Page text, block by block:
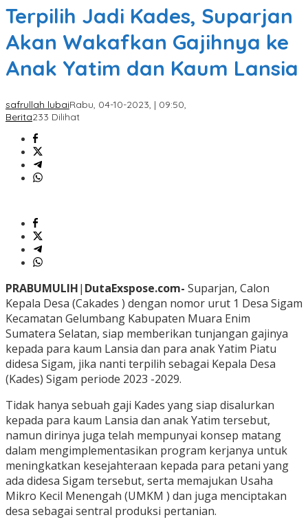
Terpilih Jadi Kades, Suparjan
Akan Wakafkan Gajihnya ke
Anak Yatim dan Kaum Lansia
safrullah lubaiRabu, 04-10-2023, | 09:50,
Berita233 Dilihat
PRABUMULIH| DutaExspose.com- Suparjan, Calon
Kepala Desa (Cakades ) dengan nomor urut 1 Desa Sigam
Kecamatan Gelumbang Kabupaten Muara Enim
Sumatera Selatan, siap memberikan tunjangan gajinya
kepada para kaum Lansia dan para anak Yatim Piatu
didesa Sigam, jika nanti terpilih sebagai Kepala Desa
(Kades) Sigam periode 2023 -2029.
Tidak hanya sebuah gaji Kades yang siap disalurkan
kepada para kaum Lansia dan anak Yatim tersebut,
namun dirinya juga telah mempunyai konsep matang
dalam mengimplementasikan program kerjanya untuk
meningkatkan kesejahteraan kepada para petani yang
ada didesa Sigam tersebut, serta memajukan Usaha
Mikro Kecil Menengah (UMKM ) dan juga menciptakan
desa sebagai sentral produksi pertanian.